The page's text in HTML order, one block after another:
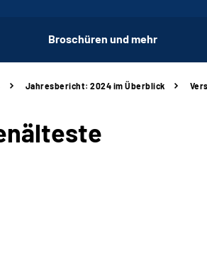
Broschüren und mehr
Jahresbericht: 2024 im Überblick